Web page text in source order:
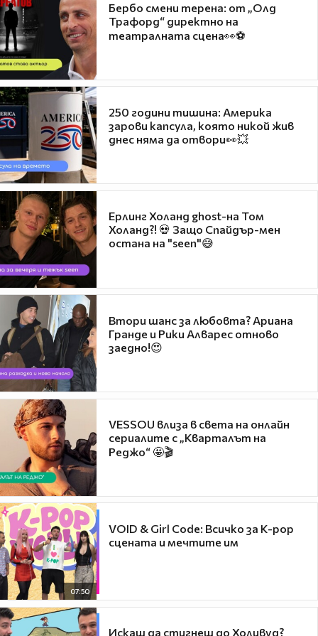
Бербо смени терена: от „Олд
Трафорд“ директно на
театралната сцена👀⚽
250 години тишина: Америка
зарови капсула, която никой жив
днес няма да отвори👀💥
Ерлинг Холанд ghost-на Том
Холанд?! 💀 Защо Спайдър-мен
остана на "seen"😅
Втори шанс за любовта? Ариана
Гранде и Рики Алварес отново
заедно!😍
VESSOU влиза в света на онлайн
сериалите с „Кварталът на
Реджо“ 🤩🎬
07:50
VOID & Girl Code: Всичко за K-pop
сцената и мечтите им
Искаш да стигнеш до Холивуд?